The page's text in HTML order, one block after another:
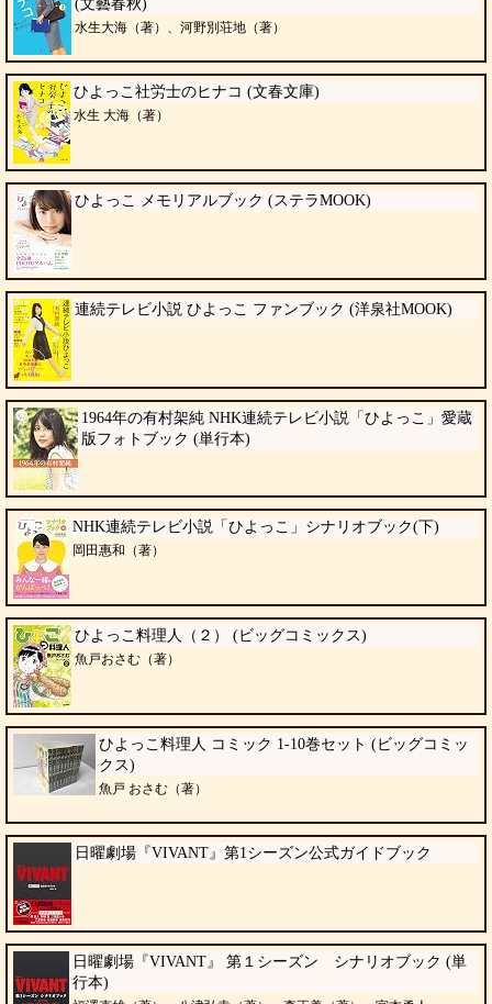
(文藝春秋)
水生大海（著）、河野別荘地（著）
ひよっこ社労士のヒナコ (文春文庫)
水生 大海（著）
ひよっこ メモリアルブック (ステラMOOK)
連続テレビ小説 ひよっこ ファンブック (洋泉社MOOK)
1964年の有村架純 NHK連続テレビ小説「ひよっこ」愛蔵
版フォトブック (単行本)
NHK連続テレビ小説「ひよっこ」シナリオブック(下)
岡田惠和（著）
ひよっこ料理人（２） (ビッグコミックス)
魚戸おさむ（著）
ひよっこ料理人 コミック 1-10巻セット (ビッグコミッ
クス)
魚戸 おさむ（著）
日曜劇場『VIVANT』第1シーズン公式ガイドブック
日曜劇場『VIVANT』 第１シーズン シナリオブック (単
行本)